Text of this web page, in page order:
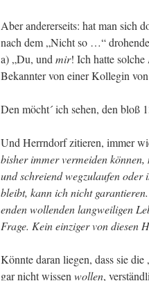
Aber andererseits: hat man sich
nach dem „Nicht so …“
a) „Du, und mir! Ich hatte solche
Bekannter von einer Kollegin
Den möcht´ ich sehen, den bloß
Und Herrndorf zitieren, immer
bisher immer vermeiden
und schreiend wegzulaufen oder
bleibt, kann ich nicht
enden wollenden langweiligen
Frage. Kein einziger von diesen
Könnte daran liegen, dass sie
gar nicht wissen wollen,